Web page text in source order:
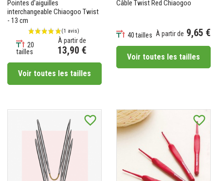
Pointes d'aiguilles
interchangeable Chiaogoo Twist
- 13 cm
20
tailles
À partir de
13,90 €
Voir toutes les tailles
Câble Twist Red Chiaogoo
40 tailles À partir de 9,65 €
Voir toutes les tailles
favorite_border favorite_border